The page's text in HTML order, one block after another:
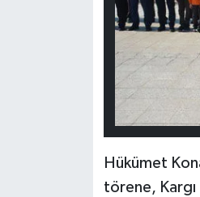
Hükümet
törene, Kargı